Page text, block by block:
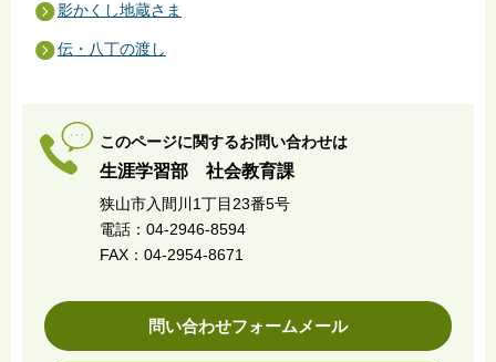
影かくし地蔵さま
伝・八丁の渡し
このページに関するお問い合わせは
生涯学習部 社会教育課
狭山市入間川1丁目23番5号
電話：04-2946-8594
FAX：04-2954-8671
問い合わせフォームメール